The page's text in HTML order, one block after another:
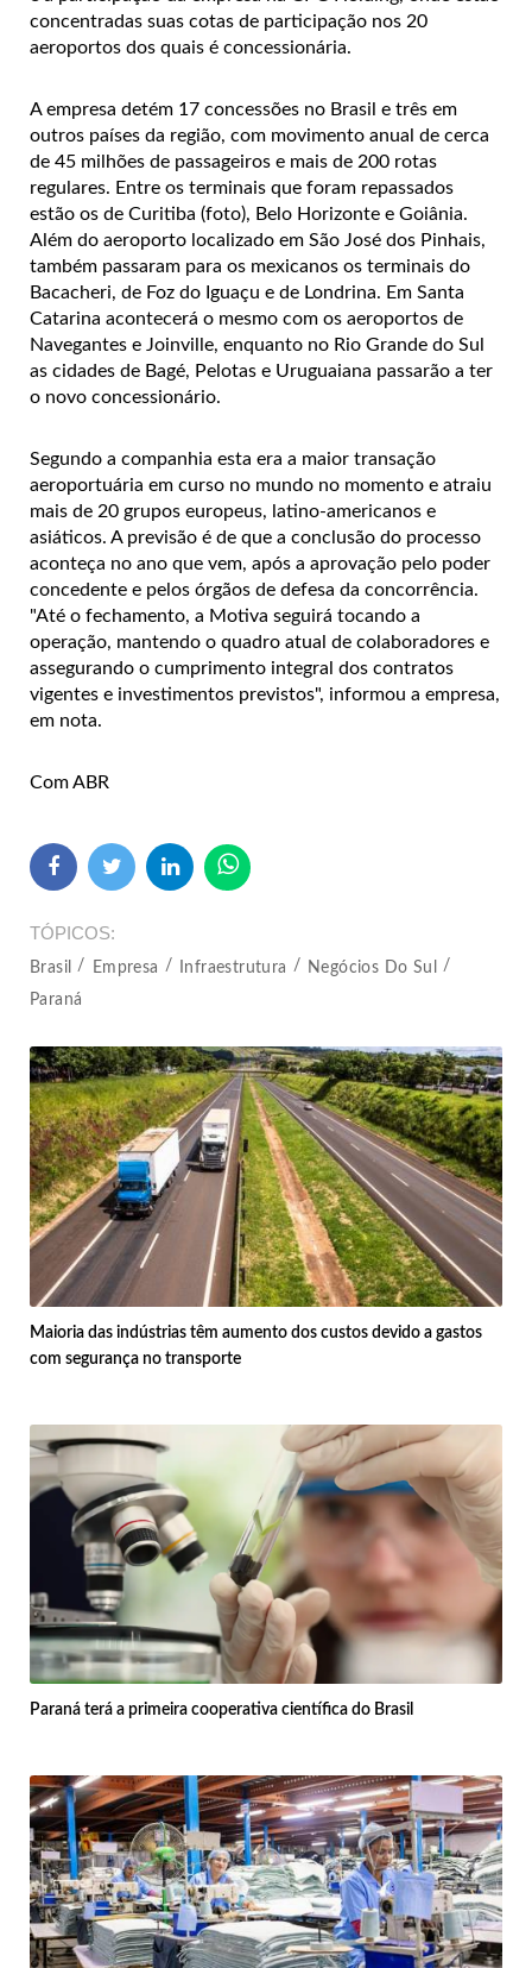
concentradas suas cotas de participação nos 20
aeroportos dos quais é concessionária.
A empresa detém 17 concessões no Brasil e três em
outros países da região, com movimento anual de cerca
de 45 milhões de passageiros e mais de 200 rotas
regulares. Entre os terminais que foram repassados
estão os de Curitiba (foto), Belo Horizonte e Goiânia.
Além do aeroporto localizado em São José dos Pinhais,
também passaram para os mexicanos os terminais do
Bacacheri, de Foz do Iguaçu e de Londrina. Em Santa
Catarina acontecerá o mesmo com os aeroportos de
Navegantes e Joinville, enquanto no Rio Grande do Sul
as cidades de Bagé, Pelotas e Uruguaiana passarão a ter
o novo concessionário.
Segundo a companhia esta era a maior transação
aeroportuária em curso no mundo no momento e atraiu
mais de 20 grupos europeus, latino-americanos e
asiáticos. A previsão é de que a conclusão do processo
aconteça no ano que vem, após a aprovação pelo poder
concedente e pelos órgãos de defesa da concorrência.
"Até o fechamento, a Motiva seguirá tocando a
operação, mantendo o quadro atual de colaboradores e
assegurando o cumprimento integral dos contratos
vigentes e investimentos previstos", informou a empresa,
em nota.
Com ABR
TÓPICOS
Brasil Empresa Infraestrutura
Negócios Do Sul
Paraná
Maioria das indústrias têm aumento dos custos devido a gastos
com segurança no transporte
Paraná terá a primeira cooperativa científica do Brasil